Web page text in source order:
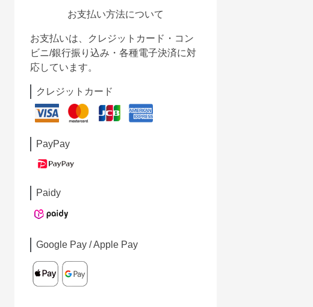
お支払い方法について
お支払いは、クレジットカード・コン
ビニ/銀行振り込み・各種電子決済に対
応しています。
クレジットカード
PayPay
Paidy
Google Pay / Apple Pay